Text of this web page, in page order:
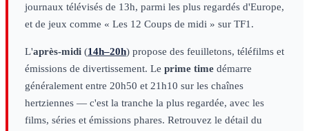
journaux télévisés de 13h, parmi les plus regardés d'Europe,
et de jeux comme « Les 12 Coups de midi » sur TF1.
L'après-midi (14h–20h) propose des feuilletons, téléfilms et
émissions de divertissement. Le prime time démarre
généralement entre 20h50 et 21h10 sur les chaînes
hertziennes — c'est la tranche la plus regardée, avec les
films, séries et émissions phares. Retrouvez le détail du